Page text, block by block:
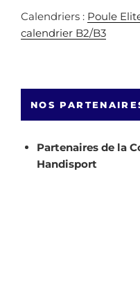
Calendriers : Poule
calendrier B2/B3
NOS
Partenaires de la
Handisport